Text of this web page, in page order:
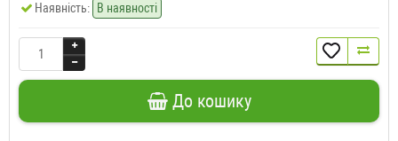
Наявність: В наявності
До кошику